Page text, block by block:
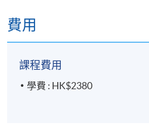
🎯課程特色
危機談判
制/減少損害技巧
費用
課程費用
學費 : HK$2380